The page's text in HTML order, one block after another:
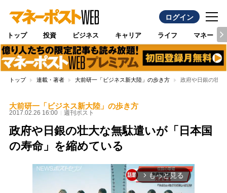
ログイン
トップ 投資 ビジネス キャリア ライフ マネー
トップ 連載・著者 大前研一「ビジネス新大陸」の歩き方 政府や日銀の壮大
大前研一「ビジネス新大陸」の歩き方
2017.02.26 16:00 週刊ポスト
政府や日銀の壮大な無駄遣いが「日本国
の寿命」を縮めている
arrow_forward_ios もっと見る